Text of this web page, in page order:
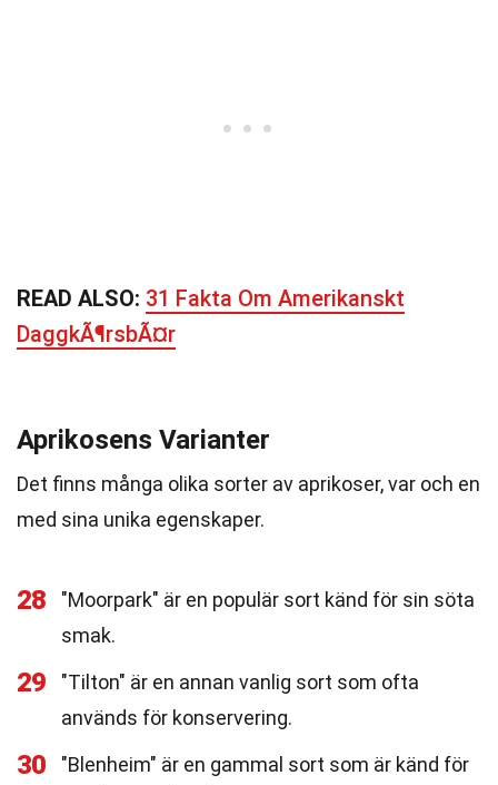
READ ALSO: 31 Fakta Om Amerikanskt
DaggkÃ¶rsbÃ¤r
Aprikosens Varianter
Det finns många olika sorter av aprikoser, var och en
med sina unika egenskaper.
28
"Moorpark" är en populär sort känd för sin söta
smak.
29
"Tilton" är en annan vanlig sort som ofta
används för konservering.
30
"Blenheim" är en gammal sort som är känd för